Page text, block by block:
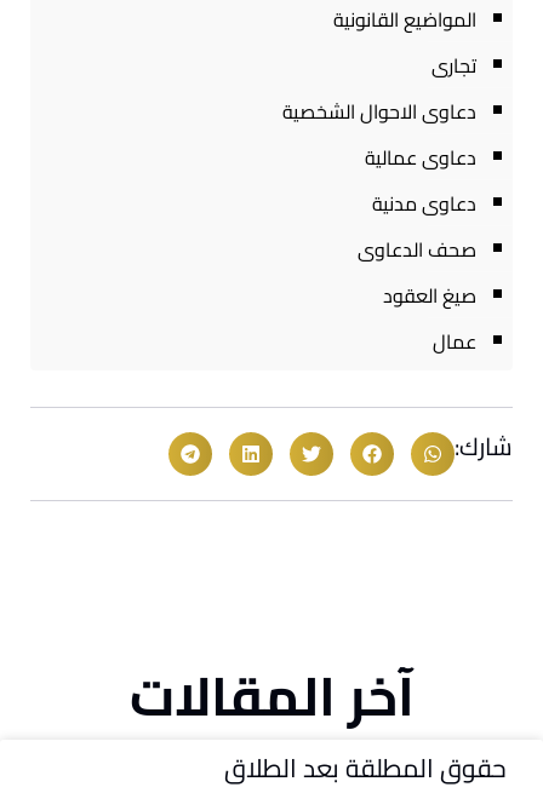
المواضيع القانونية
تجارى
دعاوى الاحوال الشخصية
دعاوى عمالية
دعاوى مدنية
صحف الدعاوى
صيغ العقود
عمال
شارك:
آخر المقالات
حقوق المطلقة بعد الطلاق